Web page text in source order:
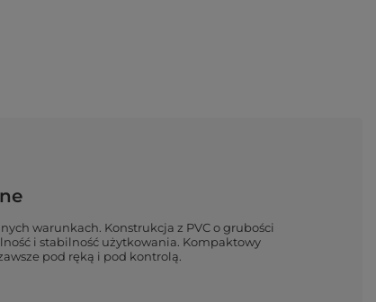
warunkach. Konstrukcja z PVC o grubości
i stabilność użytkowania. Kompaktowy
pod ręką i pod kontrolą.